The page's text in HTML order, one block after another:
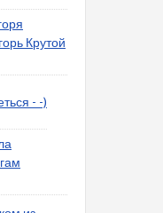
Крутой
- -)